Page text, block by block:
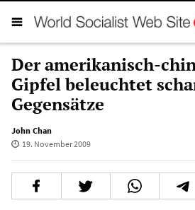
Der amerikanisch-
Gipfel beleuchtet
Gegensätze
John Chan
19. November 2009